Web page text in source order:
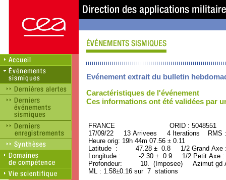
Evénement extrait du bulletin
Caractéristiques de l'événement
Ces informations ont été validées par
FRANCE ORID : 5048551
17/09/22 13 Arrivees 4 Iterations RMS
Heure orig: 19h 44m 07.56 ± 0.11
Latitude : 47.28 ± 0.8 1/2 Grand
Longitude : -2.30 ± 0.9 1/2 Petit Axe
Profondeur: 10. (Imposee) Azimut gd
ML : 1.58±0.16 sur 7 stations